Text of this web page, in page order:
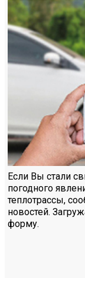
Если Вы стали
погодного
теплотрассы,
новостей.
форму.